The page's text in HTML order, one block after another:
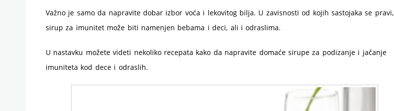
Važno je samo da napravite dobar izbor voća i lekovitog bilja. U zavisnosti od kojih sastojaka se pravi,
sirup za imunitet može biti namenjen bebama i deci, ali i odraslima.
U nastavku možete videti nekoliko recepata kako da napravite domaće sirupe za podizanje i jačanje
imuniteta kod dece i odraslih.